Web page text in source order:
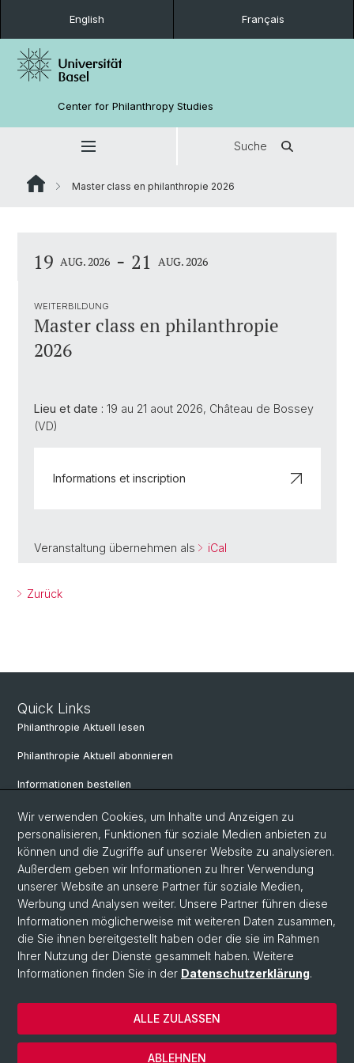
English Français
Center for Philanthropy Studies
Suche
Master class en philanthropie 2026
19 AUG. 2026 - 21 AUG. 2026
WEITERBILDUNG
Master class en philanthropie
2026
Lieu et date : 19 au 21 aout 2026, Château de Bossey
(VD)
Informations et inscription
Veranstaltung übernehmen als iCal
Zurück
Quick Links
Philanthropie Aktuell lesen
Philanthropie Aktuell abonnieren
Informationen bestellen
Weiterbildungskalender
Anmelden für Weiterbildung
Social Media
LinkedIn
© Universität Basel
Wirtschaftswissenschaftliche Fakultät
Datenschutzerklärung
Wir verwenden Cookies, um Inhalte und Anzeigen zu
personalisieren, Funktionen für soziale Medien anbieten zu
können und die Zugriffe auf unserer Website zu analysieren.
Außerdem geben wir Informationen zu Ihrer Verwendung
unserer Website an unsere Partner für soziale Medien,
Werbung und Analysen weiter. Unsere Partner führen diese
Informationen möglicherweise mit weiteren Daten zusammen,
die Sie ihnen bereitgestellt haben oder die sie im Rahmen
Ihrer Nutzung der Dienste gesammelt haben. Weitere
Informationen finden Sie in der Datenschutzerklärung.
ABLEHNEN
ALLE ZULASSEN